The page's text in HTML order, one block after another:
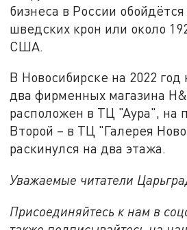
бизнеса в России
шведских крон или около
США.
В Новосибирске на 2022 год
два фирменных магазина
расположен в ТЦ "Аура", на
Второй – в ТЦ "Галерея
раскинулся на два этажа.
Уважаемые читатели
Присоединяйтесь к нам в